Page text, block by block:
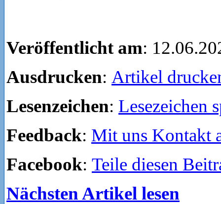
Veröffentlicht am:
Ausdrucken: Artikel
Lesenzeichen: Lesezeichen
Feedback: Mit uns Kontakt
Facebook: Teile diesen
Nächsten Artikel lesen